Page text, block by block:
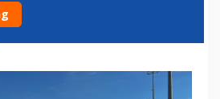
GEBRUIK